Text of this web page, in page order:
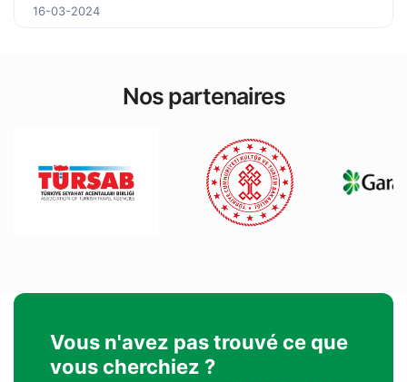
16-03-2024
Nos partenaires
Vous n'avez pas trouvé ce que
vous cherchiez ?